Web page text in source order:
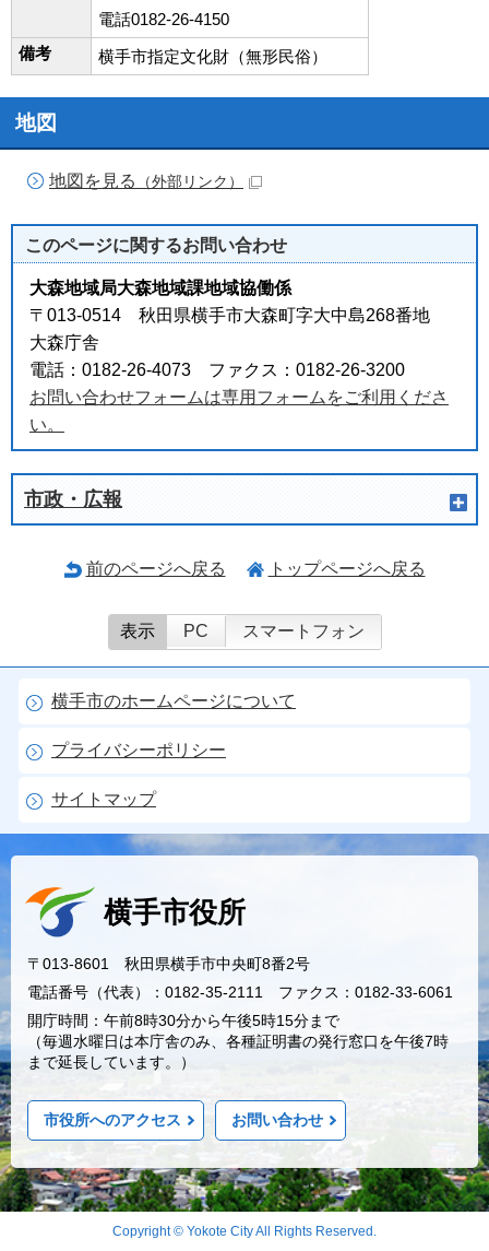
電話0182-26-4150
備考
横手市指定文化財（無形民俗）
地図
地図を見る （外部リンク）
このページに関するお問い合わせ
大森地域局大森地域課地域協働係
〒013-0514 秋田県横手市大森町字大中島268番地
大森庁舎
電話：0182-26-4073 ファクス：0182-26-3200
お問い合わせフォームは専用フォームをご利用くださ
い。
市政・広報
前のページへ戻る トップページへ戻る
表示 PC スマートフォン
横手市のホームページについて
プライバシーポリシー
サイトマップ
横手市役所
〒013-8601 秋田県横手市中央町8番2号
電話番号（代表）：0182-35-2111 ファクス：0182-33-6061
開庁時間：午前8時30分から午後5時15分まで
（毎週水曜日は本庁舎のみ、各種証明書の発行窓口を午後7時
まで延長しています。）
市役所へのアクセス お問い合わせ
Copyright © Yokote City All Rights Reserved.